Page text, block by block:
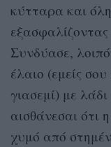
κύτταρα και
Συνδύασε,
έλαιο (εμείς
γιασεμί) με
αισθάνεσαι ότι
χυμό από